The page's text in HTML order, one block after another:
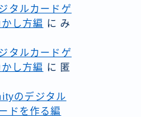
タルカードゲ
し方編 に み
タルカードゲ
し方編 に 匿
のデジタル
ドを作る編